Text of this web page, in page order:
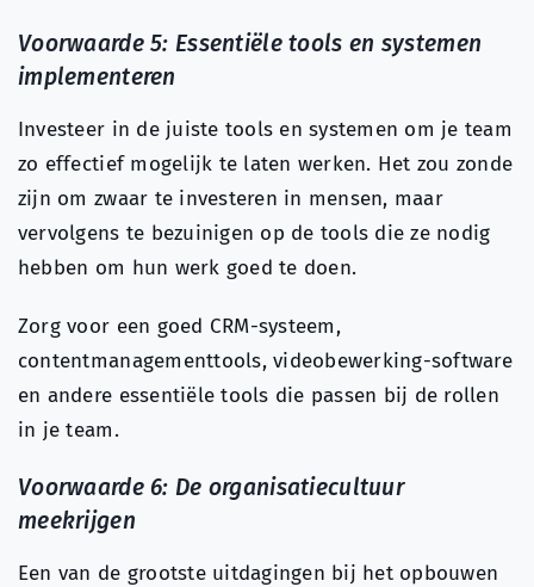
Voorwaarde 5: Essentiële tools en systemen
implementeren
Investeer in de juiste tools en systemen om je team
zo effectief mogelijk te laten werken. Het zou zonde
zijn om zwaar te investeren in mensen, maar
vervolgens te bezuinigen op de tools die ze nodig
hebben om hun werk goed te doen.
Zorg voor een goed CRM-systeem,
contentmanagementtools, videobewerking-software
en andere essentiële tools die passen bij de rollen
in je team.
Voorwaarde 6: De organisatiecultuur
meekrijgen
Een van de grootste uitdagingen bij het opbouwen